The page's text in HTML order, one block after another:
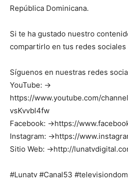
República Dominicana.
Si te ha gustado nuestro
compartirlo en tus redes sociales
Síguenos en nuestras redes
YouTube: →
https://www.youtube.com/
vsKvvbl4fw
Facebook: →https://
Instagram: →https://
Sitio Web: →http://
#Lunatv #Canal53